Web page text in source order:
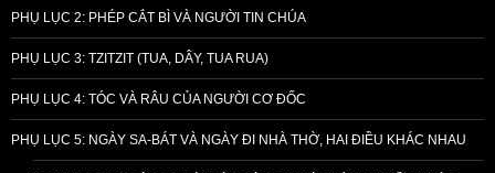
PHỤ LỤC 2: PHÉP CẮT BÌ VÀ NGƯỜI TIN CHÚA
PHỤ LỤC 3: TZITZIT (TUA, DÂY, TUA RUA)
PHỤ LỤC 4: TÓC VÀ RÂU CỦA NGƯỜI CƠ ĐỐC
PHỤ LỤC 5: NGÀY SA-BÁT VÀ NGÀY ĐI NHÀ THỜ, HAI ĐIỀU KHÁC NHAU